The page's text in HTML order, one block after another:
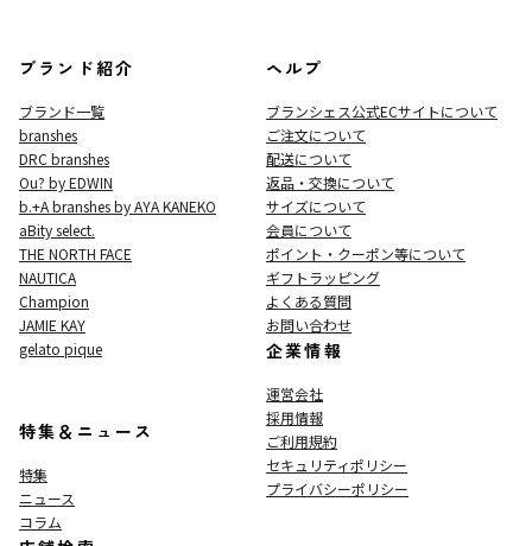
ブランド紹介
ブランド一覧
branshes
DRC branshes
Ou? by EDWIN
b.+A branshes by AYA KANEKO
aBity select.
THE NORTH FACE
NAUTICA
Champion
JAMIE KAY
gelato pique
特集＆ニュース
特集
ニュース
コラム
ヘルプ
ブランシェス公式ECサイトについて
ご注文について
配送について
返品・交換について
サイズについて
会員について
ポイント・クーポン等について
ギフトラッピング
よくある質問
お問い合わせ
企業情報
運営会社
採用情報
ご利用規約
セキュリティポリシー
プライバシーポリシー